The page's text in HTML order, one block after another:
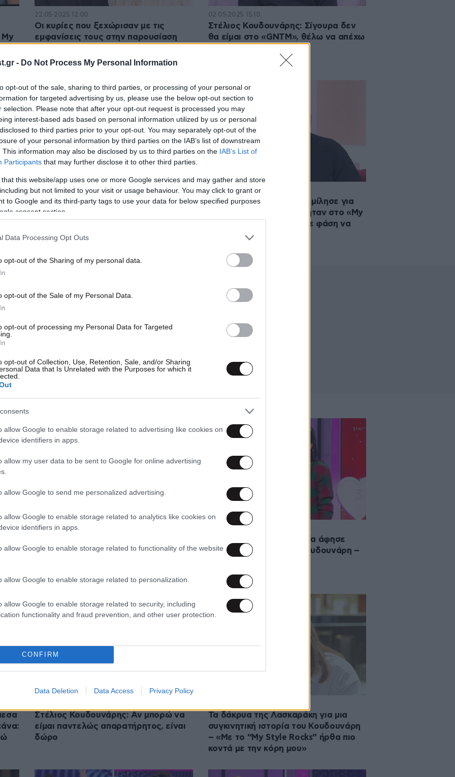
- Do Not Process My Personal Information
opt-out of the sale, sharing to third parties, or processing of your personal or
for targeted advertising by us, please use the below opt-out section to
selection. Please note that after your opt-out request is processed you may
interest-based ads based on personal information utilized by us or personal
to third parties prior to your opt-out. You may separately opt-out of the
of your personal information by third parties on the IAB’s list of downstream
This information may also be disclosed by us to third parties on the IAB’s List of
Participants that may further disclose it to other third parties.
that this website/app uses one or more Google services and may gather and store
but not limited to your visit or usage behaviour. You may click to grant or
to Google and its third-party tags to use your data for below specified purposes
consent section.
Data Processing Opt Outs
opt-out of the Sharing of my personal data.
opt-out of the Sale of my Personal Data.
opt-out of processing my Personal Data for Targeted
opt-out of Collection, Use, Retention, Sale, and/or Sharing
Data that Is Unrelated with the Purposes for which it
allow Google to enable storage related to advertising like cookies on
identifiers in apps.
allow my user data to be sent to Google for online advertising
allow Google to send me personalized advertising.
allow Google to enable storage related to analytics like cookies on
identifiers in apps.
allow Google to enable storage related to functionality of the website
allow Google to enable storage related to personalization.
allow Google to enable storage related to security, including
functionality and fraud prevention, and other user protection.
CONFIRM
Data Deletion Data Access Privacy Policy
My
22·05·2025 12:00
Oι κυρίες που ξεχώρισαν με τις
εμφανίσεις τους στην παρουσίαση
Χ Attrattivo
02·05·2025 15:10
Στέλιος Κουδουνάρης: Σίγουρα δεν
θα είμαι στο «GNTM», θέλω να απέχω
05·01·2025 01:08
My Style Rocks: Ο Στέλιος
Κουδουνάρης ανακοίνωσε την
ριάλιτι μόδας
30·10·2024 12:41
Ο Στέλιος Κουδουνάρης μίλησε για
την Ιωάννα Τούνη όταν ήταν στο «My
Style Rocks»: Ήμασταν σε φάση να
αποχωρήσει
15·01·2024 09:32
ακολουθώντας το no pants trend κι ο
My Style Rocks: Η Γεωργία άφησε
αιχμές για τον Στέλιο Κουδουνάρη –
Στέλιος Κουδουνάρης: Αν μπορώ να
είμαι παντελώς απαρατήρητος, είναι
δώρο
Τα δάκρυα της Λασκαράκη για μια
συγκινητική ιστορία του Κουδουνάρη
– «Με το “My Style Rocks” ήρθα πιο
κοντά με την κόρη μου»